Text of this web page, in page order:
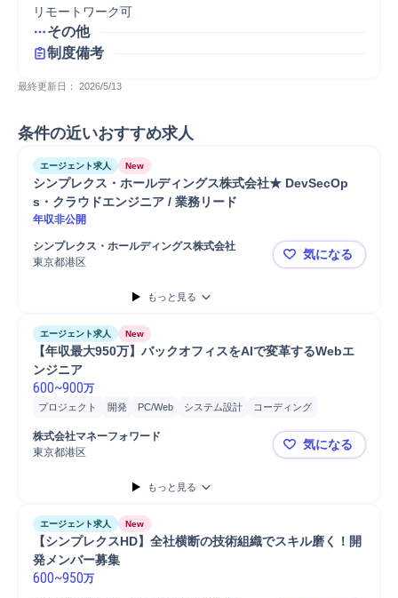
リモートワーク可
その他
制度備考
最終更新日： 2026/5/13
条件の近いおすすめ求人
エージェント求人 New
シンプレクス・ホールディングス株式会社★ DevSecOp
s・クラウドエンジニア / 業務リード
年収非公開
シンプレクス・ホールディングス株式会社
東京都港区
シンプレク
気になる
もっと見る
エージェント求人 New
【年収最大950万】バックオフィスをAIで変革するWebエ
ンジニア
600~900万
プロジェクト 開発 PC/Web システム設計
コーディング
要件定義
株式会社マネーフォワード
東京都港区
【年収最大
気になる
もっと見る
エージェント求人 New
【シンプレクスHD】全社横断の技術組織でスキル磨く！開
発メンバー募集
600~950万